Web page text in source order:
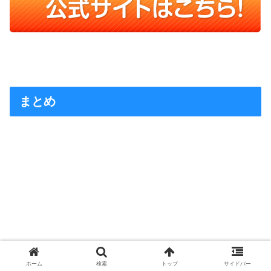
まとめ
ホーム 検索 トップ サイドバー